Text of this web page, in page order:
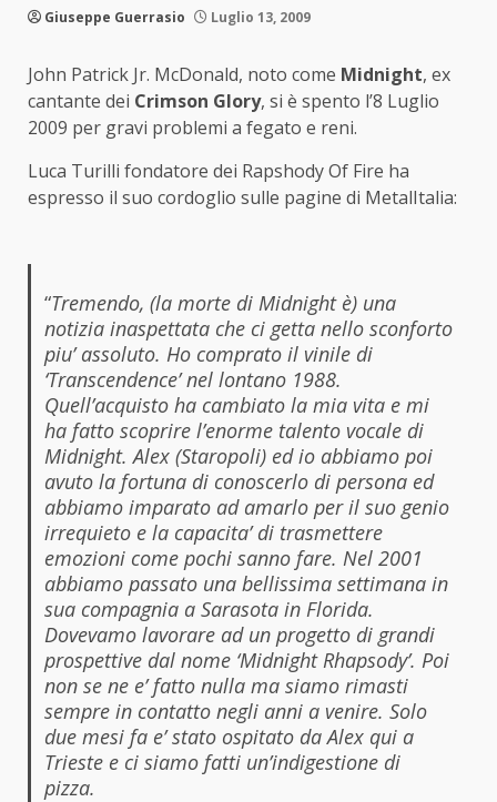
Giuseppe Guerrasio Luglio 13, 2009
John Patrick Jr. McDonald, noto come Midnight, ex
cantante dei Crimson Glory, si è spento l’8 Luglio
2009 per gravi problemi a fegato e reni.
Luca Turilli fondatore dei Rapshody Of Fire ha
espresso il suo cordoglio sulle pagine di MetalItalia:
“Tremendo, (la morte di Midnight è) una
notizia inaspettata che ci getta nello sconforto
piu’ assoluto. Ho comprato il vinile di
‘Transcendence’ nel lontano 1988.
Quell’acquisto ha cambiato la mia vita e mi
ha fatto scoprire l’enorme talento vocale di
Midnight. Alex (Staropoli) ed io abbiamo poi
avuto la fortuna di conoscerlo di persona ed
abbiamo imparato ad amarlo per il suo genio
irrequieto e la capacita’ di trasmettere
emozioni come pochi sanno fare. Nel 2001
abbiamo passato una bellissima settimana in
sua compagnia a Sarasota in Florida.
Dovevamo lavorare ad un progetto di grandi
prospettive dal nome ‘Midnight Rhapsody’. Poi
non se ne e’ fatto nulla ma siamo rimasti
sempre in contatto negli anni a venire. Solo
due mesi fa e’ stato ospitato da Alex qui a
Trieste e ci siamo fatti un’indigestione di
pizza.